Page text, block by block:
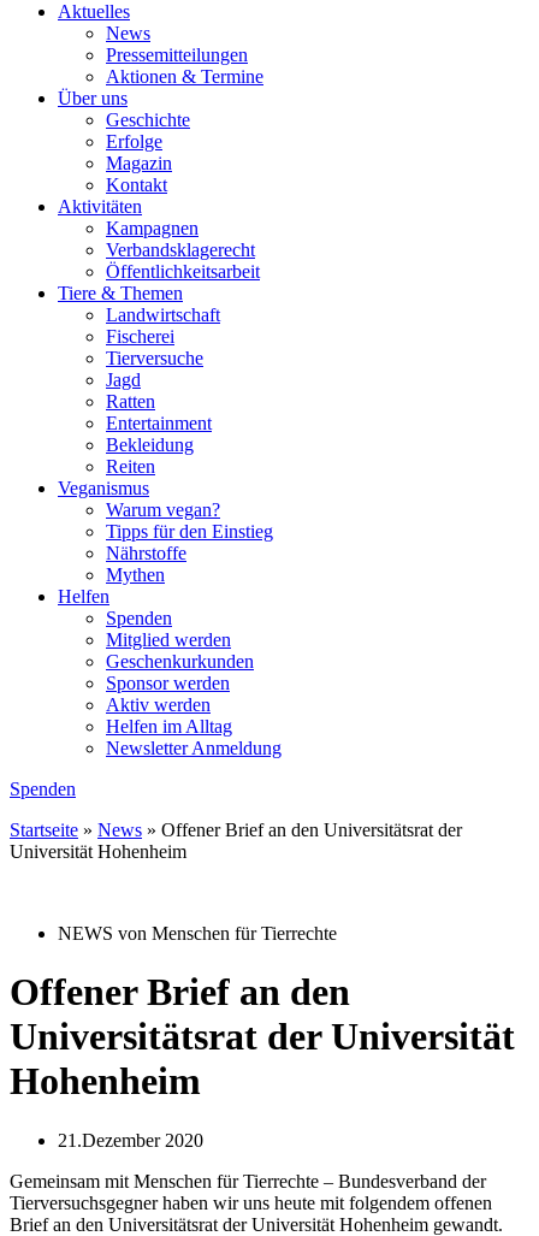
Aktuelles
News
Pressemitteilungen
Aktionen & Termine
Über uns
Geschichte
Erfolge
Magazin
Kontakt
Aktivitäten
Kampagnen
Verbandsklagerecht
Öffentlichkeitsarbeit
Tiere & Themen
Landwirtschaft
Fischerei
Tierversuche
Jagd
Ratten
Entertainment
Bekleidung
Reiten
Veganismus
Warum vegan?
Tipps für den Einstieg
Nährstoffe
Mythen
Helfen
Spenden
Mitglied werden
Geschenkurkunden
Sponsor werden
Aktiv werden
Helfen im Alltag
Newsletter Anmeldung
Spenden
Startseite » News » Offener Brief an den Universitätsrat der
Universität Hohenheim
NEWS von Menschen für Tierrechte
Offener Brief an den
Universitätsrat der Universität
Hohenheim
21.Dezember 2020
Gemeinsam mit Menschen für Tierrechte – Bundesverband der
Tierversuchsgegner haben wir uns heute mit folgendem offenen
Brief an den Universitätsrat der Universität Hohenheim gewandt.